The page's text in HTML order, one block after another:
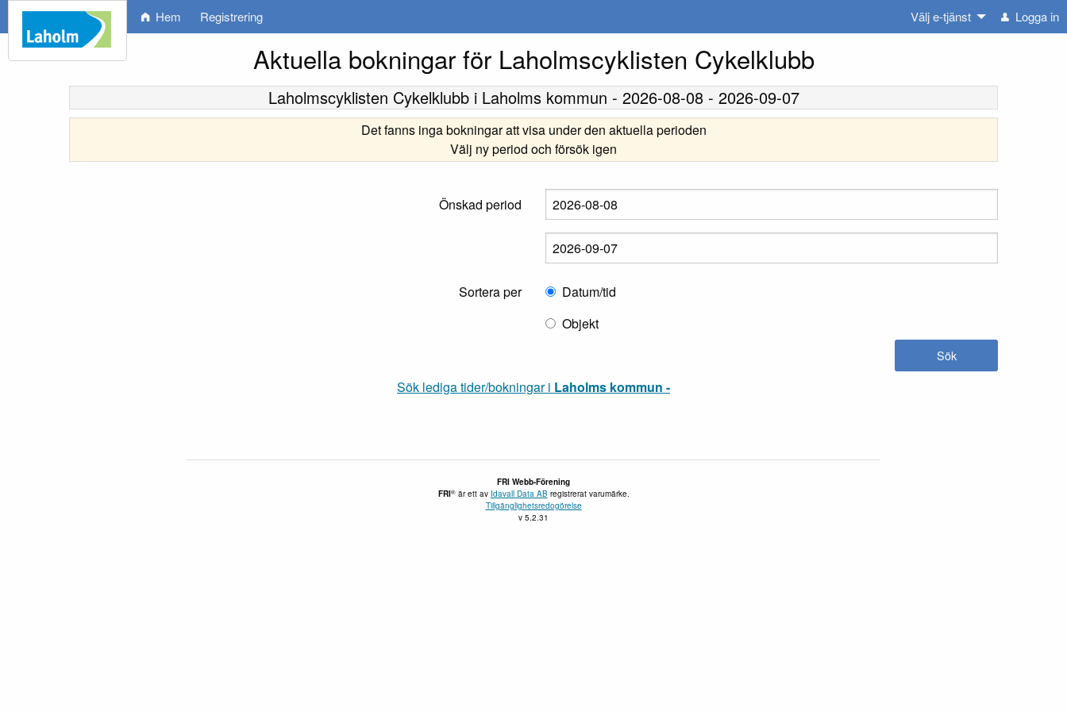
Hem Registrering Välj e-tjänst Logga in
Aktuella bokningar för Laholmscyklisten Cykelklubb
Laholmscyklisten Cykelklubbi Laholms kommun - 2026-08-08- 2026-09-07
Det fanns inga bokningar att visa under den aktuella perioden
Välj ny period och försök igen
Önskad period
Sortera per
Datum/tid
Objekt
Sök lediga tider/bokningar i Laholms kommun -
FRI Webb-Förening
FRI®är ett av Idavall Data AB registrerat varumärke.
Tillgänglighetsredogörelse
v 5.2.31